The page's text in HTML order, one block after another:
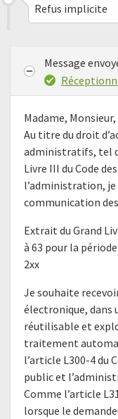
Refus implicite
Message
Madame, Monsieur,
Au titre du droit
administratifs, tel
Livre III du Code
l’administration,
communication
Extrait du Grand
à 63 pour la
2xx
Je souhaite
électronique, dans
réutilisable et
traitement
l’article L300-4 du
public et
Comme l’article
lorsque le